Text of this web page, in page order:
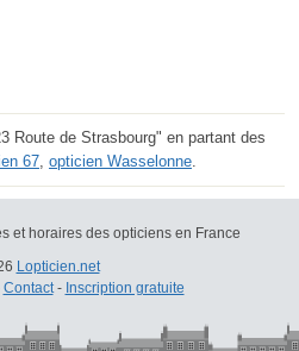
Route de Strasbourg" en partant des
67 opticien Wasselonne
et horaires des opticiens en France
Lopticien.net
Contact- Inscription gratuite